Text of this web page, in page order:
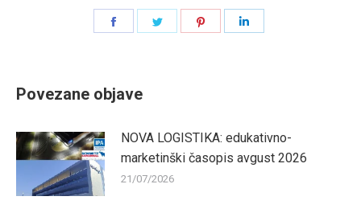
Povezane objave
NOVA LOGISTIKA: edukativno-
marketinški časopis avgust 2026
21/07/2026